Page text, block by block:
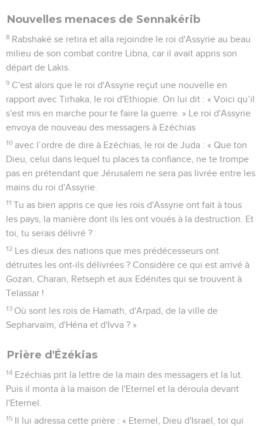
Nouvelles menaces de Sennakérib
8 Rabshaké se retira et alla rejoindre le roi d'Assyrie au beau
milieu de son combat contre Libna, car il avait appris son
départ de Lakis.
9 C'est alors que le roi d'Assyrie reçut une nouvelle en
rapport avec Tirhaka, le roi d'Ethiopie. On lui dit : « Voici qu’il
s'est mis en marche pour te faire la guerre. » Le roi d'Assyrie
envoya de nouveau des messagers à Ezéchias
10 avec l’ordre de dire à Ezéchias, le roi de Juda : « Que ton
Dieu, celui dans lequel tu places ta confiance, ne te trompe
pas en prétendant que Jérusalem ne sera pas livrée entre les
mains du roi d'Assyrie.
11 Tu as bien appris ce que les rois d'Assyrie ont fait à tous
les pays, la manière dont ils les ont voués à la destruction. Et
toi, tu serais délivré ?
12 Les dieux des nations que mes prédécesseurs ont
détruites les ont-ils délivrées ? Considère ce qui est arrivé à
Gozan, Charan, Retseph et aux Edénites qui se trouvent à
Telassar !
13 Où sont les rois de Hamath, d'Arpad, de la ville de
Sepharvaïm, d'Héna et d'Ivva ? »
Prière d'Ézékias
14 Ezéchias prit la lettre de la main des messagers et la lut.
Puis il monta à la maison de l'Eternel et la déroula devant
l'Eternel.
15 Il lui adressa cette prière : « Eternel, Dieu d'Israël, toi qui